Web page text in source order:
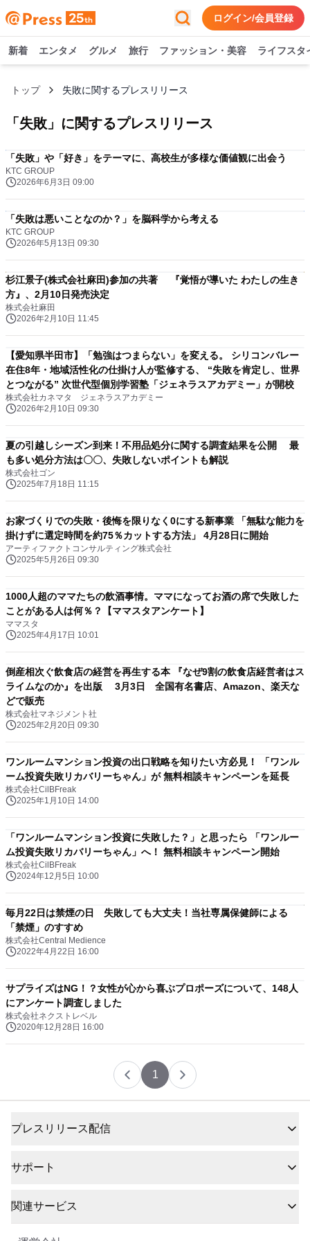
ログイン/会員登録
新着 エンタメ グルメ 旅行 ファッション・美容 ライフスタ
トップ 失敗に関するプレスリリース
「 失敗 」に関するプレスリリース
「失敗」や「好き」をテーマに、高校生が多様な価値観に出会う
KTC GROUP
2026年6月3日 09:00
「失敗は悪いことなのか？」を脳科学から考える
KTC GROUP
2026年5月13日 09:30
杉江景子(株式会社麻田)参加の共著 『覚悟が導いた わたしの生き
方』、2月10日発売決定
株式会社麻田
2026年2月10日 11:45
【愛知県半田市】「勉強はつまらない」を変える。 シリコンバレー
在住8年・地域活性化の仕掛け人が監修する、 “失敗を肯定し、世界
とつながる” 次世代型個別学習塾「ジェネラスアカデミー」が開校
株式会社カネマタ ジェネラスアカデミー
2026年2月10日 09:30
夏の引越しシーズン到来！不用品処分に関する調査結果を公開 最
も多い処分方法は〇〇、失敗しないポイントも解説
株式会社ゴン
2025年7月18日 11:15
お家づくりでの失敗・後悔を限りなく0にする新事業 「無駄な能力を
掛けずに選定時間を約75％カットする方法」 4月28日に開始
アーティファクトコンサルティング株式会社
2025年5月26日 09:30
1000人超のママたちの飲酒事情。ママになってお酒の席で失敗した
ことがある人は何％？【ママスタアンケート】
ママスタ
2025年4月17日 10:01
倒産相次ぐ飲食店の経営を再生する本 『なぜ9割の飲食店経営者はス
ライムなのか』を出版 3月3日 全国有名書店、Amazon、楽天な
どで販売
株式会社マネジメント社
2025年2月20日 09:30
ワンルームマンション投資の出口戦略を知りたい方必見！ 「ワンル
ーム投資失敗リカバリーちゃん」が 無料相談キャンペーンを延長
株式会社CilBFreak
2025年1月10日 14:00
「ワンルームマンション投資に失敗した？」と思ったら 「ワンルー
ム投資失敗リカバリーちゃん」へ！ 無料相談キャンペーン開始
株式会社CilBFreak
2024年12月5日 10:00
毎月22日は禁煙の日 失敗しても大丈夫！当社専属保健師による
「禁煙」のすすめ
株式会社Central Medience
2022年4月22日 16:00
サプライズはNG！？女性が心から喜ぶプロポーズについて、148人
にアンケート調査しました
株式会社ネクストレベル
2020年12月28日 16:00
1
プレスリリース配信
サポート
関連サービス